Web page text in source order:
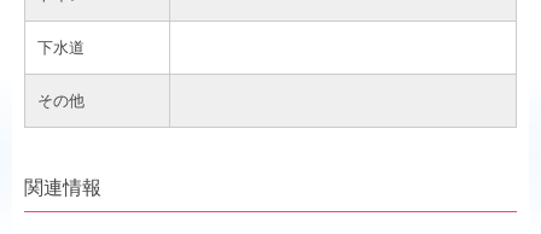
下水道
その他
関連情報